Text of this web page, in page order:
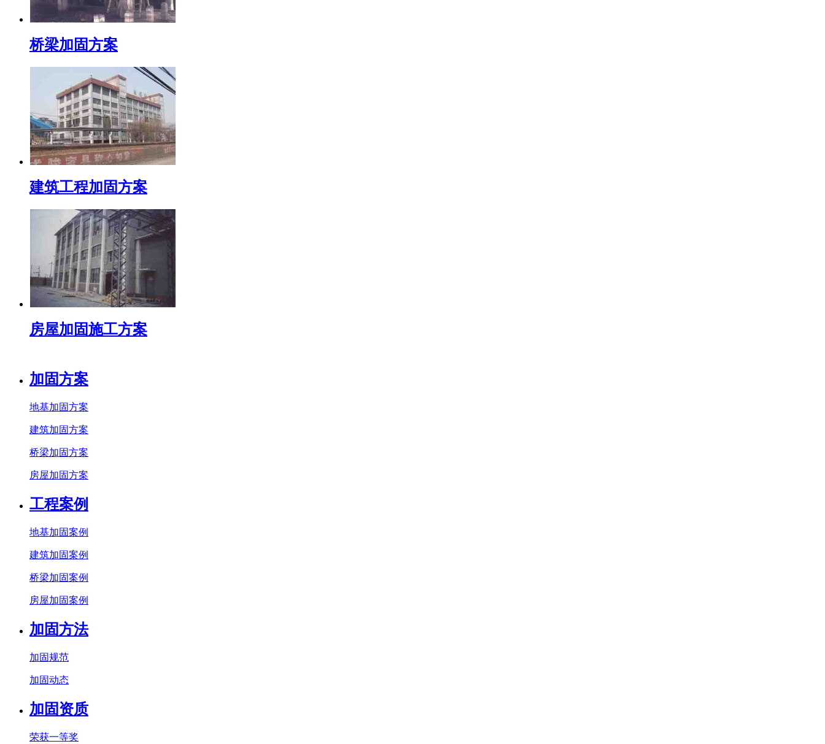
桥梁加固方案
建筑工程加固方案
房屋加固施工方案
加固方案
地基加固方案
建筑加固方案
桥梁加固方案
房屋加固方案
工程案例
地基加固案例
建筑加固案例
桥梁加固案例
房屋加固案例
加固方法
加固规范
加固动态
加固资质
荣获一等奖